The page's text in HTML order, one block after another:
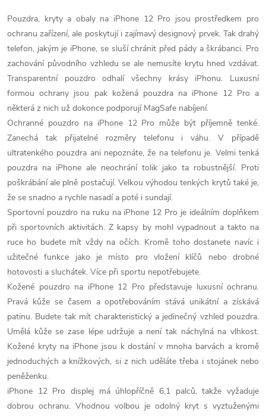
d
a
c
í
p
r
v
k
y
v
ý
p
i
s
u
á
n
k
o
v
á
n
í
Pouzdra, kryty a obaly na iPhone 12 Pro jsou prostředkem pro
ochranu zařízení, ale poskytují i zajímavý designový prvek. Tak drahý
telefon, jakým je iPhone, se sluší chránit před pády a škrábanci. Pro
zachování původního vzhledu se ale nemusíte krytu hned vzdávat.
Transparentní pouzdro odhalí všechny krásy iPhonu. Luxusní
formou ochrany jsou pak kožená pouzdra na iPhone 12 Pro a
některá z nich už dokonce podporují MagSafe nabíjení.
Ochranné pouzdro na iPhone 12 Pro může být příjemně tenké.
Zanechá tak přijatelné rozměry telefonu i váhu. V případě
ultratenkého pouzdra ani nepoznáte, že na telefonu je. Velmi tenká
pouzdra na iPhone ale neochrání tolik jako ta robustnější. Proti
poškrábání ale plně postačují. Velkou výhodou tenkých krytů také je,
že se snadno a rychle nasadí a poté i sundají.
Sportovní pouzdro na ruku na iPhone 12 Pro je ideálním doplňkem
při sportovních aktivitách. Z kapsy by mohl vypadnout a takto na
ruce ho budete mít vždy na očích. Kromě toho dostanete navíc i
užitečné funkce jako je místo pro vložení klíčů nebo drobné
hotovosti a sluchátek. Více při sportu nepotřebujete.
Kožené pouzdro na iPhone 12 Pro představuje luxusní ochranu.
Pravá kůže se časem a opotřebováním stává unikátní a získává
patinu. Budete tak mít charakteristický a jedinečný vzhled pouzdra.
Umělá kůže se zase lépe udržuje a není tak náchylná na vlhkost.
Kožené kryty na iPhone jsou k dostání v mnoha barvách a kromě
jednoduchých a knížkových, si z nich uděláte třeba i stojánek nebo
peněženku.
iPhone 12 Pro displej má úhlopříčně 6,1 palců, takže vyžaduje
dobrou ochranu. Vhodnou volbou je odolný kryt s vyztuženými